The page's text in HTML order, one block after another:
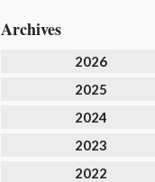
Archives
2026
2025
2024
2023
2022